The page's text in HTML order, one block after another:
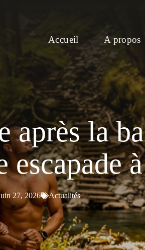
Accueil A propos
après la
escapade
27, 2026 Actualités